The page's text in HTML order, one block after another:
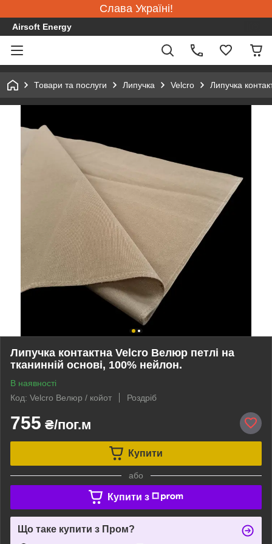
Слава Україні!
Airsoft Energy
Товари та послуги Липучка Velcro Липучка
Липучка контактна Velcro Велюр петлі на
тканинній основі, 100% нейлон.
В наявності
Код: Velcro Велюр / койот
Роздріб
755 ₴/пог.м
Купити
або
Купити з
Що таке купити з Пром?